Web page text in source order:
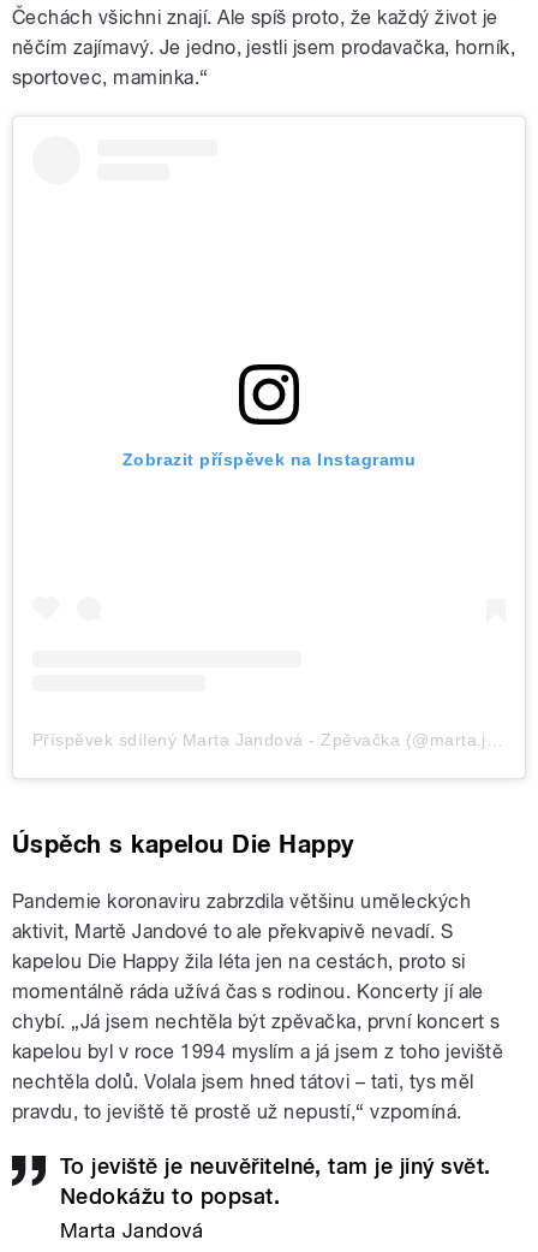
Čechách všichni znají. Ale spíš proto, že každý život je
něčím zajímavý. Je jedno, jestli jsem prodavačka, horník,
sportovec, maminka.“
Zobrazit příspěvek na Instagramu
Úspěch s kapelou Die Happy
Pandemie koronaviru zabrzdila většinu uměleckých
aktivit, Martě Jandové to ale překvapivě nevadí. S
kapelou Die Happy žila léta jen na cestách, proto si
momentálně ráda užívá čas s rodinou. Koncerty jí ale
chybí. „Já jsem nechtěla být zpěvačka, první koncert s
kapelou byl v roce 1994 myslím a já jsem z toho jeviště
nechtěla dolů. Volala jsem hned tátovi – tati, tys měl
pravdu, to jeviště tě prostě už nepustí,“ vzpomíná.
To jeviště je neuvěřitelné, tam je jiný svět.
Nedokážu to popsat.
Marta Jandová